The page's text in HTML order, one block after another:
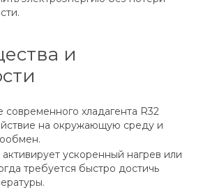
и
современного хладагента R32
на окружающую среду и
ускоренный нагрев или
требуется быстро достичь